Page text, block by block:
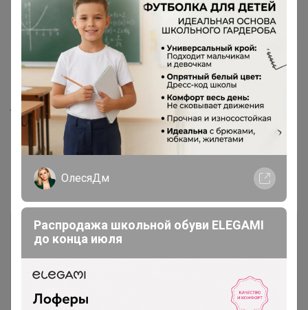
karkade
Великий магистр
12 апреля, 2023 15:26 1
Artemida, спасибо
Показаны записи
ОлесяДм
Распродажа школьной обуви ELEGAMI
до конца июля